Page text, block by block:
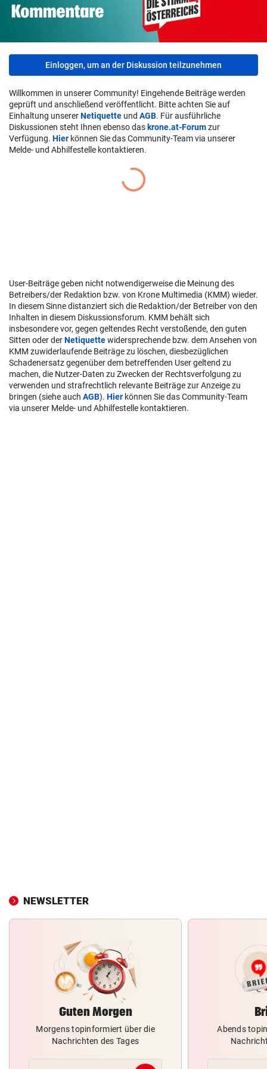
Einloggen, um an der Diskussion teilzunehmen
Willkommen in unserer Community! Eingehende Beiträge werden
geprüft und anschließend veröffentlicht. Bitte achten Sie auf
Einhaltung unsererNetiquette und AGB. Für ausführliche
Diskussionen steht Ihnen ebenso das krone.at-Forumzur
Verfügung. Hier können Sie das Community-Team via unserer
Melde- und Abhilfestelle kontaktieren.
User-Beiträge geben nicht notwendigerweise die Meinung des
Betreibers/der Redaktion bzw. von Krone Multimedia (KMM) wieder.
In diesem Sinne distanziert sich die Redaktion/der Betreiber von den
Inhalten in diesem Diskussionsforum. KMM behält sich
insbesondere vor, gegen geltendes Recht verstoßende, den guten
Sitten oder derNetiquettewidersprechende bzw. dem Ansehen von
KMM zuwiderlaufende Beiträge zu löschen, diesbezüglichen
Schadenersatz gegenüber dem betreffenden User geltend zu
machen, die Nutzer-Daten zu Zwecken der Rechtsverfolgung zu
verwenden und strafrechtlich relevante Beiträge zur Anzeige zu
bringen (siehe auch AGB). Hier können Sie das Community-Team
via unserer Melde- und Abhilfestelle kontaktieren.
NEWSLETTER
Guten Morgen
Morgens topinformiert über die
Nachrichten des Tages
Abends